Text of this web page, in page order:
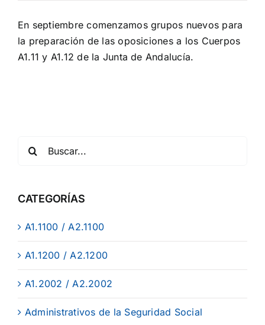
En septiembre comenzamos grupos nuevos para
la preparación de las oposiciones a los Cuerpos
A1.11 y A1.12 de la Junta de Andalucía.
CATEGORÍAS
A1.1100 / A2.1100
A1.1200 / A2.1200
A1.2002 / A2.2002
Administrativos de la Seguridad Social